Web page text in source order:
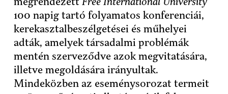
100 napig tartó folyamatos konferenciái,
kerekasztalbeszélgetései és műhelyei
adták, amelyek társadalmi problémák
mentén szerveződve azok megvitatására,
illetve megoldására irányultak.
Mindeközben az eseménysorozat termeit